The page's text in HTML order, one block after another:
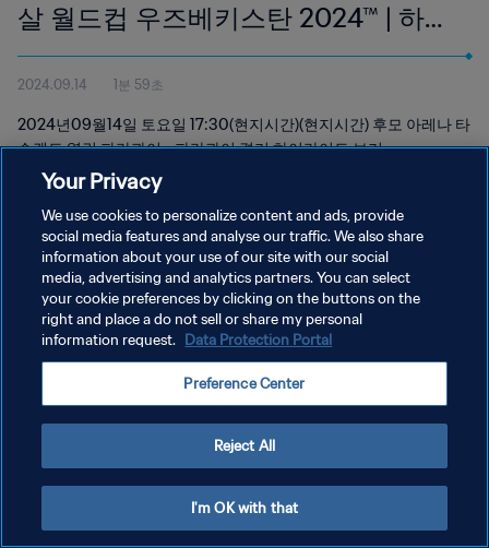
살 월드컵 우즈베키스탄 2024™ | 하이
라이트
2024.09.14 1분 59초
2024년09월14일 토요일 17:30(현지시간)(현지시간) 후모 아레나 타
슈켄트 열린 파라과이 - 파라과이 경기 하이라이트 보기
개인정보 보호정책
서비스 약관
Your Privacy
We use cookies to personalize content and ads, provide
social media features and analyse our traffic. We also share
information about your use of our site with our social
media, advertising and analytics partners. You can select
your cookie preferences by clicking on the buttons on the
right and place a do not sell or share my personal
information request. Data Protection Portal
Preference Center
Reject All
I'm OK with that